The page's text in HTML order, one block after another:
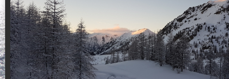
Aujourd'hui : T° Min :°CT° Max :°C |
Suivez en direct l'actualité des stations